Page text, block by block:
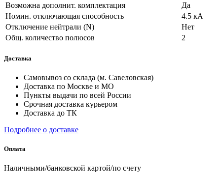
Возможна дополнит. комплектация
Да
Номин. отключающая способность
4.5 кА
Отключение нейтрали (N)
Нет
Общ. количество полюсов
2
Доставка
Самовывоз со склада (м. Савеловская)
Доставка по Москве и МО
Пункты выдачи по всей России
Срочная доставка курьером
Доставка до ТК
Подробнее о доставке
Оплата
Наличными/банковской картой/по счету